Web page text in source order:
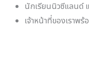
นักเรียนนิวซีแลนด์
เจ้าหน้าที่ของเราพ